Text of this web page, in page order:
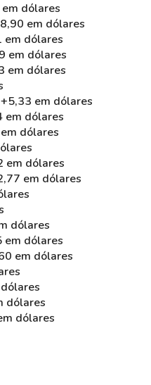
dólares
em dólares
em dólares
em dólares
em dólares
em dólares
em dólares
dólares
em dólares
em dólares
dólares
em dólares
em dólares
dólares
dólares